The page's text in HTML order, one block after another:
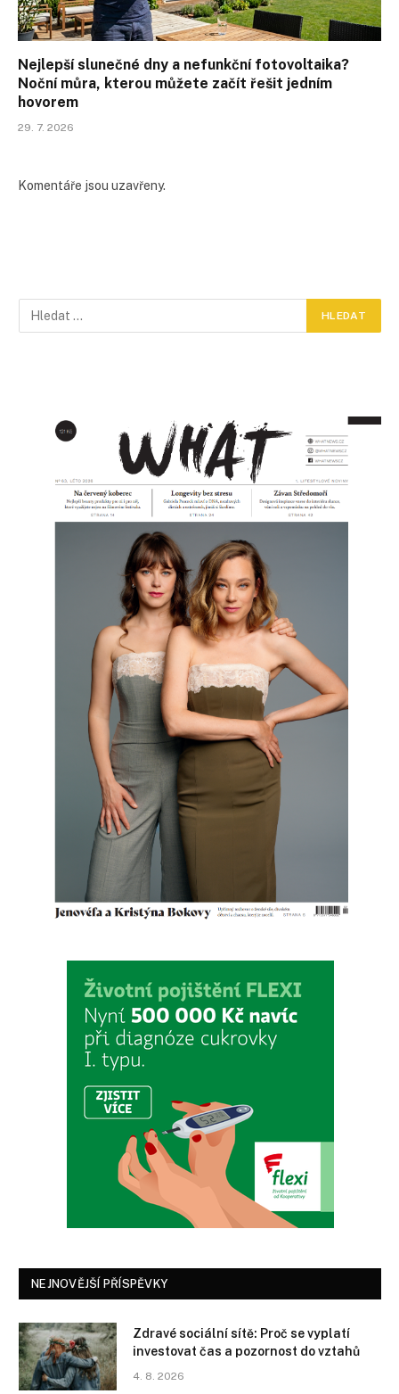
Nejlepší slunečné dny a nefunkční fotovoltaika?
Noční můra, kterou můžete začít řešit jedním
hovorem
29. 7. 2026
Komentáře jsou uzavřeny.
NEJNOVĚJŠÍ PŘÍSPĚVKY
Zdravé sociální sítě: Proč se vyplatí
investovat čas a pozornost do vztahů
4. 8. 2026